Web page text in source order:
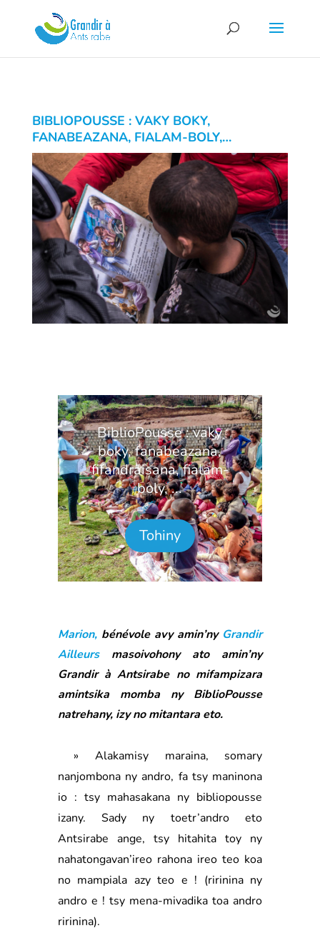
BIBLIOPOUSSE : VAKY BOKY,
FANABEAZANA, FIALAM-BOLY,…
BiblioPousse : vaky
boky, fanabeazana,
fifandraisana, fialam-
boly, ...
Tohiny
Marion,bénévole avy amin’ny Grandir
Ailleursmasoivohony ato amin’ny
Grandir à Antsirabe no mifampizara
amintsika momba ny BiblioPousse
natrehany, izy no mitantara eto.
» Alakamisy maraina, somary
nanjombona ny andro, fa tsy maninona
io : tsy mahasakana ny bibliopousse
izany. Sady ny toetr’andro eto
Antsirabe ange, tsy hitahita toy ny
nahatongavan’ireo rahona ireo teo koa
no mampiala azy teo e ! (ririnina ny
andro e ! tsy mena-mivadika toa andro
ririnina).